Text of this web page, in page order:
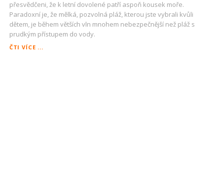
přesvědčeni, že k letní dovolené patří aspoň kousek moře.
Paradoxní je, že mělká, pozvolná pláž, kterou jste vybrali kvůli
dětem, je během větších vln mnohem nebezpečnější než pláž s
prudkým přístupem do vody.
ČTI VÍCE ...